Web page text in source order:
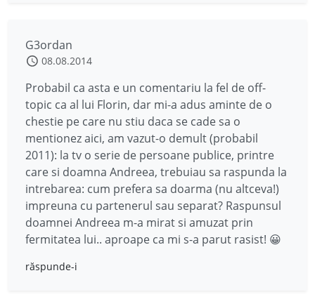
G3ordan
08.08.2014
Probabil ca asta e un comentariu la fel de off-
topic ca al lui Florin, dar mi-a adus aminte de o
chestie pe care nu stiu daca se cade sa o
mentionez aici, am vazut-o demult (probabil
2011): la tv o serie de persoane publice, printre
care si doamna Andreea, trebuiau sa raspunda la
intrebarea: cum prefera sa doarma (nu altceva!)
impreuna cu partenerul sau separat? Raspunsul
doamnei Andreea m-a mirat si amuzat prin
fermitatea lui.. aproape ca mi s-a parut rasist! 😀
răspunde-i